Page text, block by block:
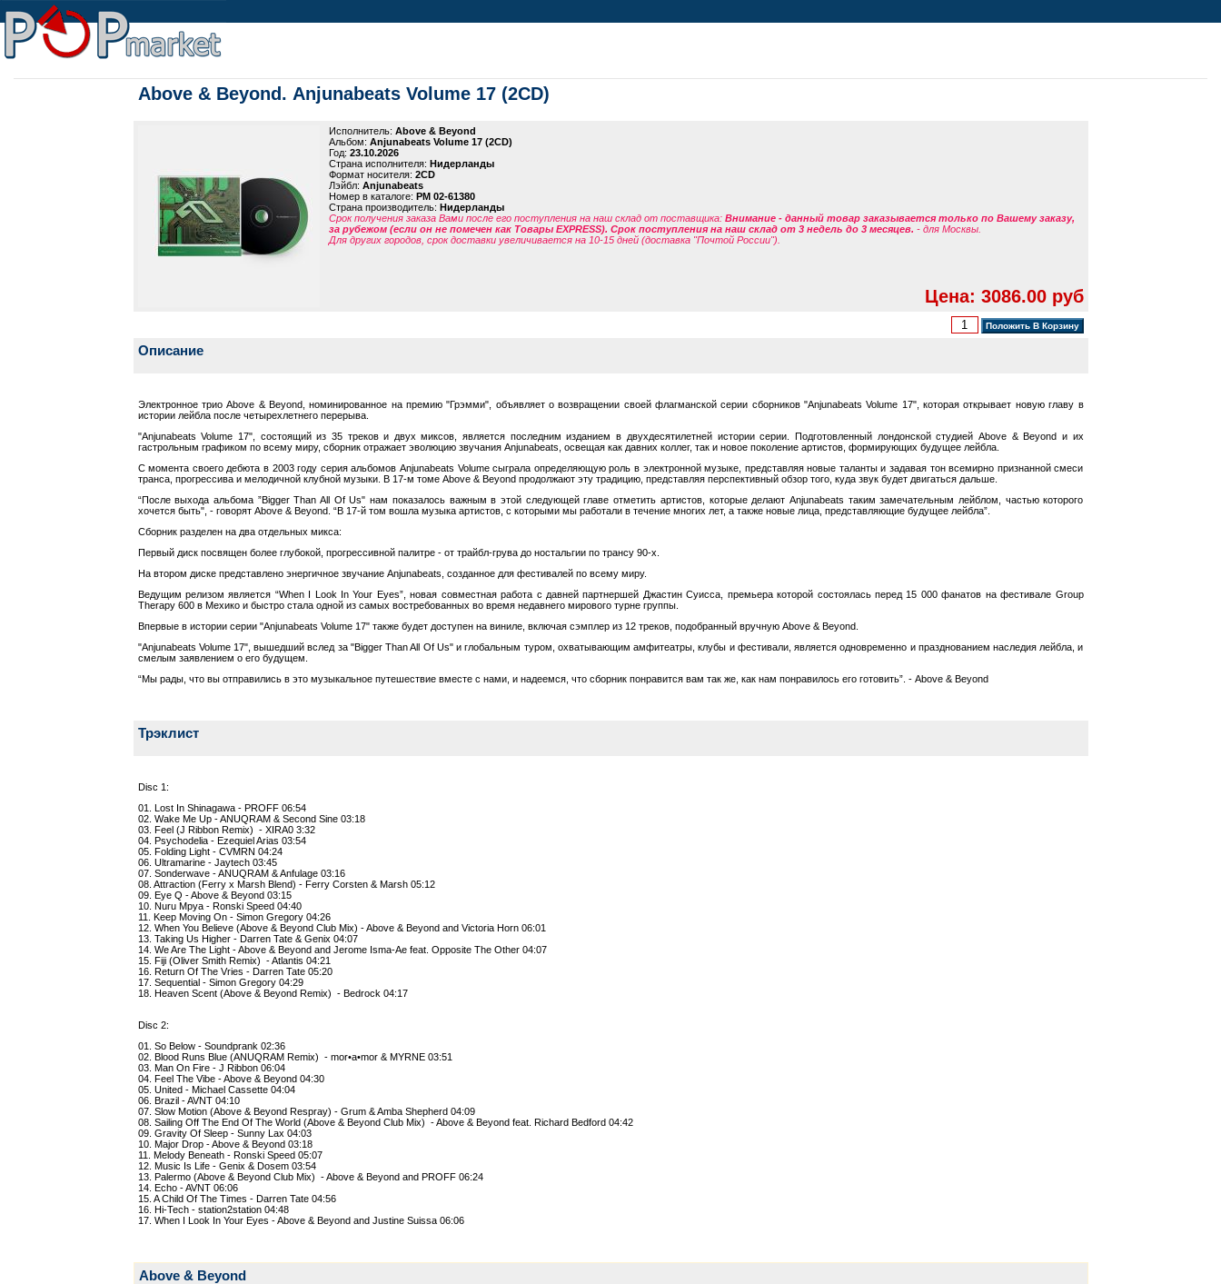
Above & Beyond. Anjunabeats Volume 17 (2CD)
Исполнитель: Above & Beyond
Альбом: Anjunabeats Volume 17 (2CD)
Год: 23.10.2026
Страна исполнителя: Нидерланды
Формат носителя: 2CD
Лэйбл: Anjunabeats
Номер в каталоге: PM 02-61380
Страна производитель: Нидерланды
Срок получения заказа Вами после его поступления на наш склад от поставщика: Внимание - данный товар заказывается только по Вашему заказу,
за рубежом (если он не помечен как Товары EXPRESS). Срок поступления на наш склад от 3 недель до 3 месяцев. - для Москвы.
Для других городов, срок доставки увеличивается на 10-15 дней (доставка "Почтой России").
Цена: 3086.00 руб
Описание
Электронное трио Above & Beyond, номинированное на премию "Грэмми", объявляет о возвращении своей флагманской серии сборников "Anjunabeats Volume 17", которая открывает новую главу в
истории лейбла после четырехлетнего перерыва.
"Anjunabeats Volume 17", состоящий из 35 треков и двух миксов, является последним изданием в двухдесятилетней истории серии. Подготовленный лондонской студией Above & Beyond и их
гастрольным графиком по всему миру, сборник отражает эволюцию звучания Anjunabeats, освещая как давних коллег, так и новое поколение артистов, формирующих будущее лейбла.
С момента своего дебюта в 2003 году серия альбомов Anjunabeats Volume сыграла определяющую роль в электронной музыке, представляя новые таланты и задавая тон всемирно признанной смеси
транса, прогрессива и мелодичной клубной музыки. В 17-м томе Above & Beyond продолжают эту традицию, представляя перспективный обзор того, куда звук будет двигаться дальше.
“После выхода альбома ”Bigger Than All Of Us" нам показалось важным в этой следующей главе отметить артистов, которые делают Anjunabeats таким замечательным лейблом, частью которого
хочется быть", - говорят Above & Beyond. “В 17-й том вошла музыка артистов, с которыми мы работали в течение многих лет, а также новые лица, представляющие будущее лейбла”.
Сборник разделен на два отдельных микса:
Первый диск посвящен более глубокой, прогрессивной палитре - от трайбл-грува до ностальгии по трансу 90-х.
На втором диске представлено энергичное звучание Anjunabeats, созданное для фестивалей по всему миру.
Ведущим релизом является “When I Look In Your Eyes”, новая совместная работа с давней партнершей Джастин Суисса, премьера которой состоялась перед 15 000 фанатов на фестивале Group
Therapy 600 в Мехико и быстро стала одной из самых востребованных во время недавнего мирового турне группы.
Впервые в истории серии "Anjunabeats Volume 17" также будет доступен на виниле, включая сэмплер из 12 треков, подобранный вручную Above & Beyond.
"Anjunabeats Volume 17", вышедший вслед за "Bigger Than All Of Us" и глобальным туром, охватывающим амфитеатры, клубы и фестивали, является одновременно и празднованием наследия лейбла, и
смелым заявлением о его будущем.
“Мы рады, что вы отправились в это музыкальное путешествие вместе с нами, и надеемся, что сборник понравится вам так же, как нам понравилось его готовить”. - Above & Beyond
Трэклист
Disc 1:
01. Lost In Shinagawa - PROFF 06:54
02. Wake Me Up - ANUQRAM & Second Sine 03:18
03. Feel (J Ribbon Remix) - XIRA0 3:32
04. Psychodelia - Ezequiel Arias 03:54
05. Folding Light - CVMRN 04:24
06. Ultramarine - Jaytech 03:45
07. Sonderwave - ANUQRAM & Anfulage 03:16
08. Attraction (Ferry x Marsh Blend) - Ferry Corsten & Marsh 05:12
09. Eye Q - Above & Beyond 03:15
10. Nuru Mpya - Ronski Speed 04:40
11. Keep Moving On - Simon Gregory 04:26
12. When You Believe (Above & Beyond Club Mix) - Above & Beyond and Victoria Horn 06:01
13. Taking Us Higher - Darren Tate & Genix 04:07
14. We Are The Light - Above & Beyond and Jerome Isma-Ae feat. Opposite The Other 04:07
15. Fiji (Oliver Smith Remix) - Atlantis 04:21
16. Return Of The Vries - Darren Tate 05:20
17. Sequential - Simon Gregory 04:29
18. Heaven Scent (Above & Beyond Remix) - Bedrock 04:17
Disc 2:
01. So Below - Soundprank 02:36
02. Blood Runs Blue (ANUQRAM Remix) - mor•a•mor & MYRNE 03:51
03. Man On Fire - J Ribbon 06:04
04. Feel The Vibe - Above & Beyond 04:30
05. United - Michael Cassette 04:04
06. Brazil - AVNT 04:10
07. Slow Motion (Above & Beyond Respray) - Grum & Amba Shepherd 04:09
08. Sailing Off The End Of The World (Above & Beyond Club Mix) - Above & Beyond feat. Richard Bedford 04:42
09. Gravity Of Sleep - Sunny Lax 04:03
10. Major Drop - Above & Beyond 03:18
11. Melody Beneath - Ronski Speed 05:07
12. Music Is Life - Genix & Dosem 03:54
13. Palermo (Above & Beyond Club Mix) - Above & Beyond and PROFF 06:24
14. Echo - AVNT 06:06
15. A Child Of The Times - Darren Tate 04:56
16. Hi-Tech - station2station 04:48
17. When I Look In Your Eyes - Above & Beyond and Justine Suissa 06:06
Above & Beyond